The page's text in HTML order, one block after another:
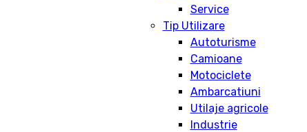
Service
Tip Utilizare
Autoturisme
Camioane
Motociclete
Ambarcatiuni
Utilaje agricole
Industrie